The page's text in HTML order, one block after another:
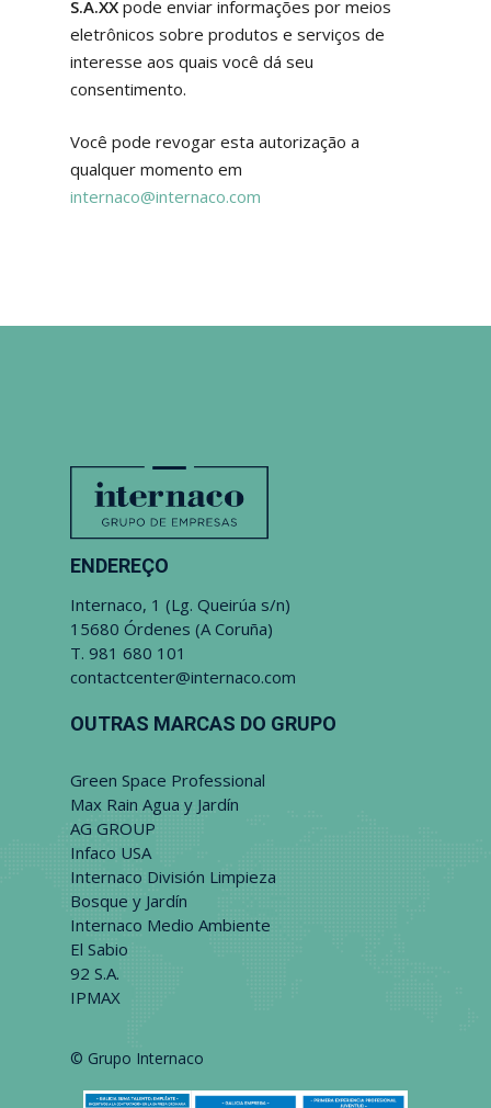
S.A.XX pode enviar informações por meios
eletrônicos sobre produtos e serviços de
interesse aos quais você dá seu
consentimento.
Você pode revogar esta autorização a
qualquer momento em
internaco@internaco.com
ENDEREÇO
Internaco, 1 (Lg. Queirúa s/n)
15680 Órdenes (A Coruña)
T. 981 680 101
contactcenter@internaco.com
OUTRAS MARCAS DO GRUPO
Green Space Professional
Max Rain Agua y Jardín
AG GROUP
Infaco USA
Internaco División Limpieza
Bosque y Jardín
Internaco Medio Ambiente
El Sabio
92 S.A.
IPMAX
© Grupo Internaco